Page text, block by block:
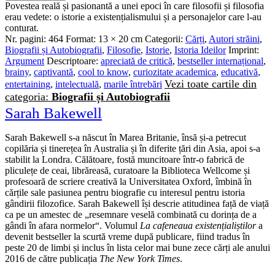
Povestea reală și pasionantă a unei epoci în care filosofii și filosofia
erau vedete: o istorie a existențialismului și a personajelor care l-au
conturat.
Nr. pagini: 464 Format: 13 × 20 cm Categorii: Cărți, Autori străini,
Biografii și Autobiografii, Filosofie, Istorie, Istoria Ideilor Imprint:
Argument Descriptoare: apreciată de critică, bestseller internațional,
brainy, captivantă, cool to know, curiozitate academica, educativă,
entertaining, intelectuală, marile întrebări Vezi toate cartile din
categoria: Biografii și Autobiografii
Sarah Bakewell
Sarah Bakewell s-a născut în Marea Britanie, însă și-a petrecut
copilăria și tinerețea în Australia și în diferite țări din Asia, apoi s-a
stabilit la Londra. Călătoare, fostă muncitoare într-o fabrică de
pliculețe de ceai, librăreasă, curatoare la Biblioteca Wellcome și
profesoară de scriere creativă la Universitatea Oxford, îmbină în
cărțile sale pasiunea pentru biografie cu interesul pentru istoria
gândirii filozofice. Sarah Bakewell își descrie atitudinea față de viață
ca pe un amestec de „resemnare veselă combinată cu dorința de a
gândi în afara normelor“. Volumul La cafeneaua existențialiștilora
devenit bestseller la scurtă vreme după publicare, fiind tradus în
peste 20 de limbi și inclus în lista celor mai bune zece cărți ale anului
2016 de către publicația The New York Times.